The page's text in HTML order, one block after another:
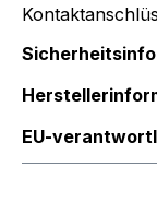
EU-